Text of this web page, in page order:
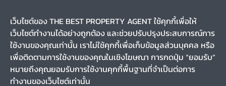
แผนผังเว็บไซต์
หน้าหลัก
บริการของเรา
ขาย
ผลงานของเรา
เช่า
เว็บไซต์ของ THE BEST PROPERTY AGENT ใช้คุกกี้เพื่อให้
เว็บไซต์ทำงานได้อย่างถูกต้อง และช่วยปรับปรุงประสบการณ์การ
ใช้งานของคุณเท่านั้น เราไม่ใช้คุกกี้เพื่อเก็บข้อมูลส่วนบุคคล หรือ
เพื่อติดตามการใช้งานของคุณในเชิงโฆษณา การกดปุ่ม “ยอมรับ”
หมายถึงคุณยอมรับการใช้งานคุกกี้พื้นฐานที่จำเป็นต่อการ
ทำงานของเว็บไซต์เท่านั้น